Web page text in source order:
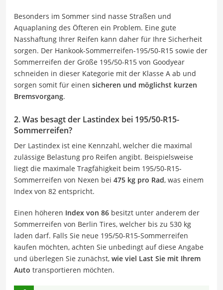
Besonders im Sommer sind nasse Straßen und
Aquaplaning des Öfteren ein Problem. Eine gute
Nasshaftung Ihrer Reifen kann daher für Ihre Sicherheit
sorgen. Der Hankook-Sommerreifen-195/50-R15 sowie der
Sommerreifen der Größe 195/50-R15 von Goodyear
schneiden in dieser Kategorie mit der Klasse A ab und
sorgen somit für einen sicheren und möglichst kurzen
Bremsvorgang.
2. Was besagt der Lastindex bei 195/50-R15-
Sommerreifen?
Der Lastindex ist eine Kennzahl, welcher die maximal
zulässige Belastung pro Reifen angibt. Beispielsweise
liegt die maximale Tragfähigkeit beim 195/50-R15-
Sommerreifen von Nexen bei 475 kg pro Rad, was einem
Index von 82 entspricht.
Einen höheren Index von 86 besitzt unter anderem der
Sommerreifen von Berlin Tires, welcher bis zu 530 kg
laden darf. Falls Sie neue 195/50-R15-Sommerreifen
kaufen möchten, achten Sie unbedingt auf diese Angabe
und überlegen Sie zunächst, wie viel Last Sie mit Ihrem
Auto transportieren möchten.